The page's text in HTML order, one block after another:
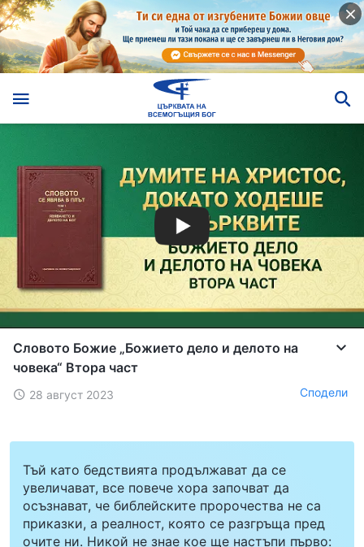
Словото Божие „Божието дело и делото на
човека“ Втора част
28 август 2023 Сподели
Тъй като бедствията продължават да се
увеличават, все повече хора започват да
осъзнават, че библейските пророчества не са
приказки, а реалност, която се разгръща пред
очите ни. Никой не знае кое ще настъпи първо: